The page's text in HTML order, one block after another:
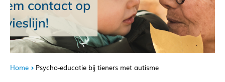
Home Psycho-educatie bij tieners met autisme